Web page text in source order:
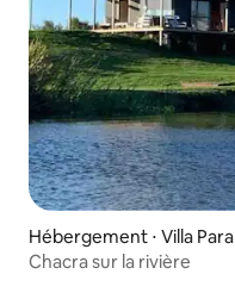
Hébergement ⋅ Villa
Chacra sur la rivière